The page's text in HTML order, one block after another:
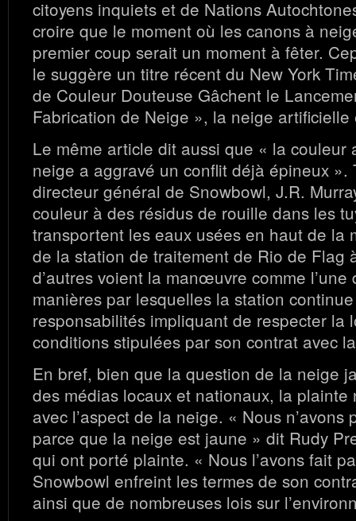
citoyens inquiets et de Nations
croire que le moment où les canons à
premier coup serait un moment à fêter.
le suggère un titre récent du New York
de Couleur Douteuse Gâchent le
Fabrication de Neige », la neige
Le même article dit aussi que « la couleur
neige a aggravé un conflit déjà épineux ».
directeur général de Snowbowl, J.R.
couleur à des résidus de rouille dans les
transportent les eaux usées en haut de la
de la station de traitement de Rio de Flag
d’autres voient la manœuvre comme l’une
manières par lesquelles la station
responsabilités impliquant de respecter la
conditions stipulées par son contrat avec
En bref, bien que la question de la neige
des médias locaux et nationaux, la plainte
avec l’aspect de la neige. « Nous
parce que la neige est jaune » dit Rudy
qui ont porté plainte. « Nous l’avons fait
Snowbowl enfreint les termes de son
ainsi que de nombreuses lois sur